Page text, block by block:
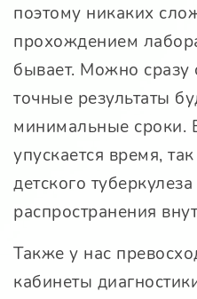
поэтому никаких
прохождением
бывает. Можно сразу
точные результаты
минимальные сроки.
упускается время,
детского
распространения
Также у нас
кабинеты